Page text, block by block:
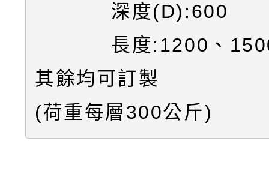
深度(D):600
長度:1200、1500
其餘均可訂製
(荷重每層300公斤)